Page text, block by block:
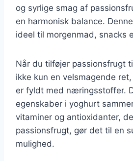
og syrlige smag af
en harmonisk balance.
ideel til morgenmad, snacks
Når du tilføjer passionsfrugt
ikke kun en velsmagende
er fyldt med næringsstoffer.
egenskaber i yoghurt
vitaminer og antioxidanter,
passionsfrugt, gør det til en
mulighed.